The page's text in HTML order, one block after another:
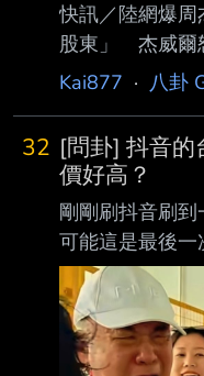
快訊／陸網爆
股東」 杰威爾
09:16 ETtoday
知名狗仔卓偉
一位劉姓女子
司，且發展男女
子，消息一出，
謠言越演越烈，
傳言。 大陸知
天王有私生子，
公司 」以及「
Kai877 · 八卦
32 [問卦] 抖音
價好高？
剛剛刷抖音刷到
可能這是最後一
https://
有員工都不捨
https://
https://